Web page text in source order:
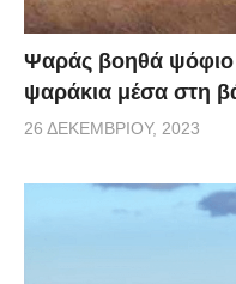
Ψαράς βοηθά ψόφιο
ψαράκια μέσα στη
26 ΔΕΚΕΜΒΡΊΟΥ, 2023